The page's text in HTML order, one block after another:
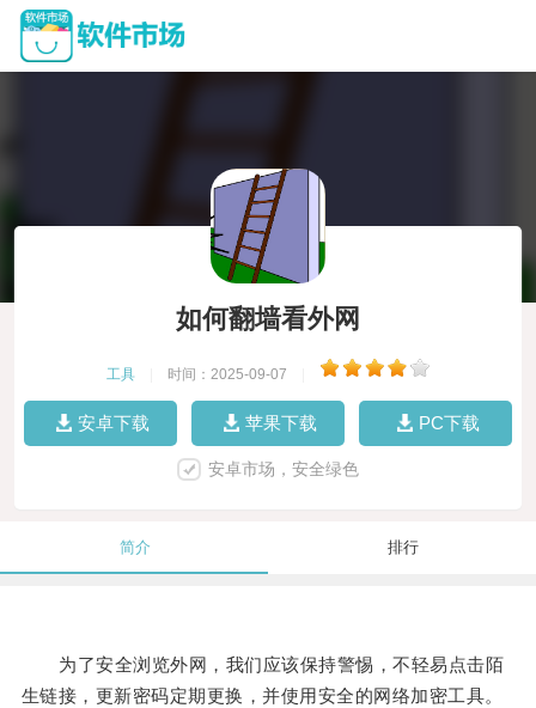
如何翻墙看外网
工具 时间：2025-09-07
安卓下载 苹果下载 PC下载
安卓市场，安全绿色
简介 排行
为了安全浏览外网，我们应该保持警惕，不轻易点击陌
生链接，更新密码定期更换，并使用安全的网络加密工具。